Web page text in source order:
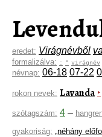
eredet: Virágnévből
formalizálva: : " virágnév
névnap: 06-18 07-22
rokon nevek: Lavanda ‣
szótagszám: 4 –
gyakoriság: „néhány